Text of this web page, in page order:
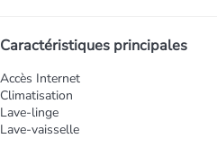
Caractéristiques principales
Accès Internet
Climatisation
Lave-linge
Lave-vaisselle